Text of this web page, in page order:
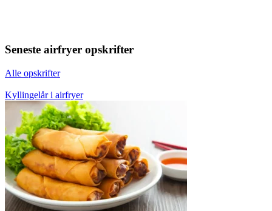
Seneste airfryer opskrifter
Alle opskrifter
Kyllingelår i airfryer